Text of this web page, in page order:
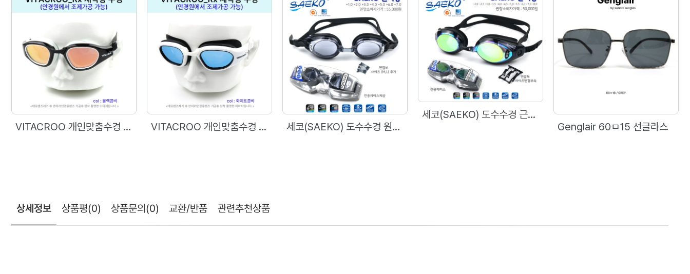
VITACROO 개인맞춤수경 Rx용 공테 수경 VITACROO 개인맞춤수경 Rx용 공테 수경 세코(SAEKO) 도수수경 원시용 S5APR (TAIWAN)
세코(SAEKO) 도수수경 근시용 S42UOP (TAIWAN)
Genglair 60ㅁ15 선글라스
상세정보 상품평(0) 상품문의(0) 교환/반품 관련추천상품